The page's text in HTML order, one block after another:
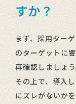
すか？
まず、採用ター
のターゲットに
再確認しましょう
その上で、導入
にズレがないか